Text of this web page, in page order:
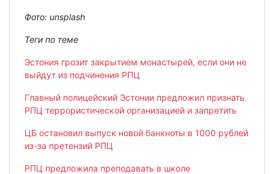
Фото: unsplash
Теги по теме
Эстония грозит закрытием монастырей, если они не
выйдут из подчинения РПЦ
Главный полицейский Эстонии предложил признать
РПЦ террористической организацией и запретить
ЦБ остановил выпуск новой банкноты в 1000 рублей
из-за претензий РПЦ
РПЦ предложила преподавать в школе